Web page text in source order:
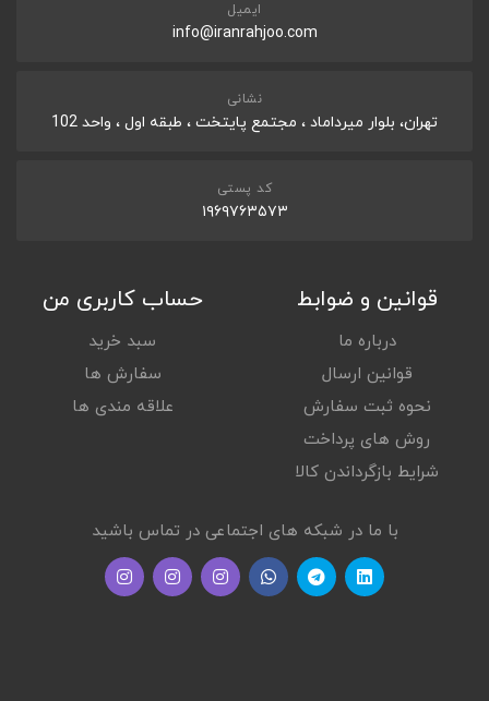
ایمیل
info@iranrahjoo.com
نشانی
تهران، بلوار میرداماد ، مجتمع پایتخت ، طبقه اول ، واحد 102
کد پستی
۱۹۶۹۷۶۳۵۷۳
قوانین و ضوابط
درباره ما
قوانین ارسال
نحوه ثبت سفارش
روش های پرداخت
شرایط بازگرداندن کالا
حساب کاربری من
سبد خرید
سفارش ها
علاقه مندی ها
با ما در شبکه های اجتماعی در تماس باشید